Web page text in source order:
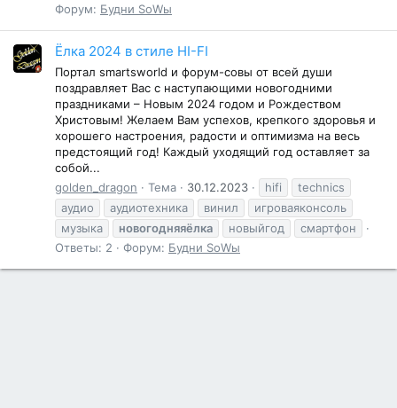
Форум: Будни SоWы
Ёлка 2024 в стиле HI-FI
Портал smartsworld и форум-совы от всей души
поздравляет Вас с наступающими новогодними
праздниками – Новым 2024 годом и Рождеством
Христовым! Желаем Вам успехов, крепкого здоровья и
хорошего настроения, радости и оптимизма на весь
предстоящий год! Каждый уходящий год оставляет за
собой...
golden_dragon
Тема 30.12.2023 hifi
technics
аудио
аудиотехника винил
игроваяконсоль
музыка
новогодняяёлка новыйгод
смартфон
Ответы: 2
Форум: Будни SоWы